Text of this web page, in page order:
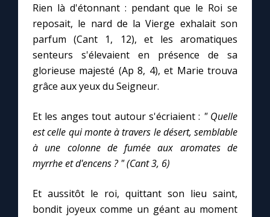
Rien là d'étonnant : pendant que le Roi se
reposait, le nard de la Vierge exhalait son
parfum (Cant 1, 12), et les aromatiques
senteurs s'élevaient en présence de sa
glorieuse majesté (Ap 8, 4), et Marie trouva
grâce aux yeux du Seigneur.
Et les anges tout autour s'écriaient : " Quelle
est celle qui monte à travers le désert, semblable
à une colonne de fumée aux aromates de
myrrhe et d'encens ? " (Cant 3, 6)
Et aussitôt le roi, quittant son lieu saint,
bondit joyeux comme un géant au moment